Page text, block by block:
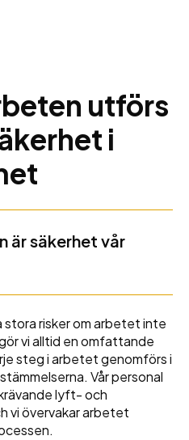
utförs
i
är säkerhet vår
stora risker om arbetet inte
vi alltid en omfattande
steg i arbetet genomförs i
Vår personal
lyft- och
vi övervakar arbetet